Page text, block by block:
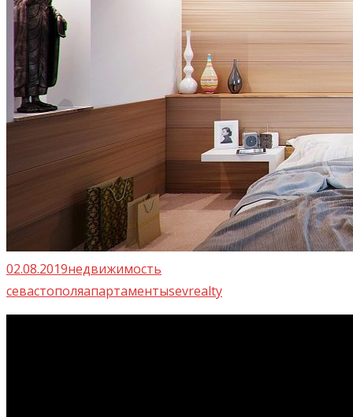
02.08.2019недвижимость
севастополяапартаментыsevrealty